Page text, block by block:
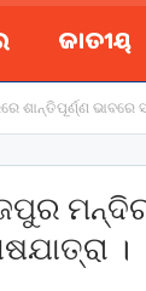
ଜାତୀୟ
ଶାନ୍ତିପୂର୍ଣ୍ଣ ଭାବରେ
।